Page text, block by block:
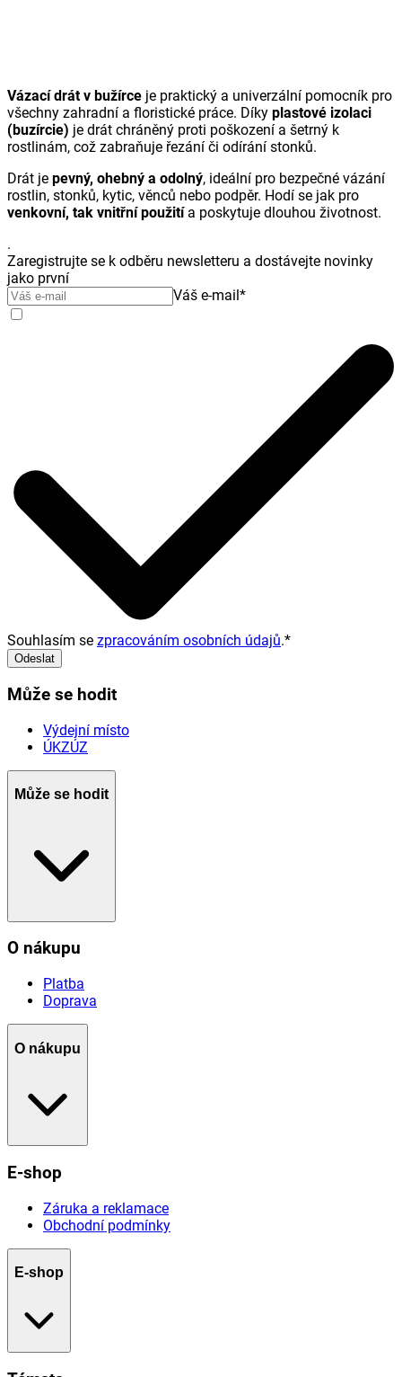
Vázací drát v bužírce je praktický a univerzální pomocník pro
všechny zahradní a floristické práce. Díky plastové izolaci
(buzírcie) je drát chráněný proti poškození a šetrný k
rostlinám, což zabraňuje řezání či odírání stonků.
Drát je pevný, ohebný a odolný, ideální pro bezpečné vázání
rostlin, stonků, kytic, věnců nebo podpěr. Hodí se jak pro
venkovní, tak vnitřní použitía poskytuje dlouhou životnost.
.
Zaregistrujte se k odběru newsletteru a dostávejte novinky
jako první
Váš e-mail*
Souhlasím se zpracováním osobních údajů.*
Odeslat
Může se hodit
Výdejní místo
ÚKZÚZ
Může se hodit
O nákupu
Platba
Doprava
O nákupu
E-shop
Záruka a reklamace
Obchodní podmínky
E-shop